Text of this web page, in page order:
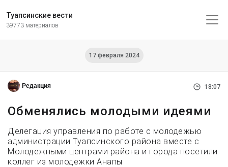
Туапсинские вести
39773 материалов
17 февраля 2024
Редакция 18:07
Обменялись молодыми идеями
Делегация управления по работе с молодежью
администрации Туапсинского района вместе с
Молодежными центрами района и города посетили
коллег из молодежки Анапы